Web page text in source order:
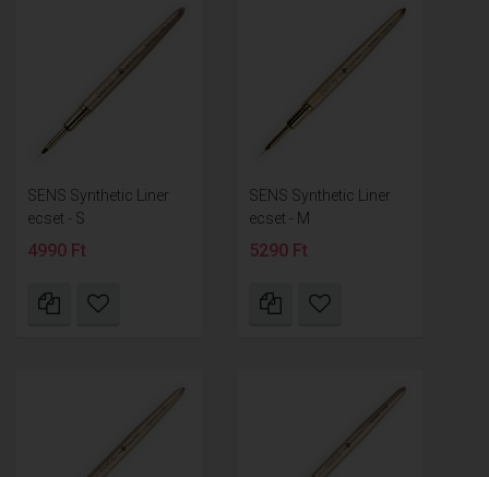
SENS Synthetic Liner
ecset - S
4990 Ft
SENS Synthetic Liner
ecset - M
5290 Ft